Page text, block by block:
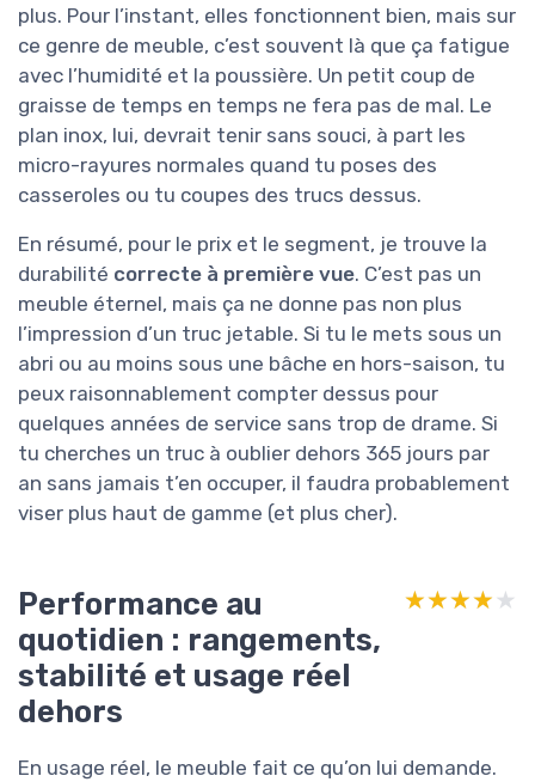
plus. Pour l’instant, elles fonctionnent bien, mais sur
ce genre de meuble, c’est souvent là que ça fatigue
avec l’humidité et la poussière. Un petit coup de
graisse de temps en temps ne fera pas de mal. Le
plan inox, lui, devrait tenir sans souci, à part les
micro-rayures normales quand tu poses des
casseroles ou tu coupes des trucs dessus.
En résumé, pour le prix et le segment, je trouve la
durabilité correcte à première vue. C’est pas un
meuble éternel, mais ça ne donne pas non plus
l’impression d’un truc jetable. Si tu le mets sous un
abri ou au moins sous une bâche en hors-saison, tu
peux raisonnablement compter dessus pour
quelques années de service sans trop de drame. Si
tu cherches un truc à oublier dehors 365 jours par
an sans jamais t’en occuper, il faudra probablement
viser plus haut de gamme (et plus cher).
Performance au
quotidien : rangements,
stabilité et usage réel
dehors
★★★★★
★★★★★
En usage réel, le meuble fait ce qu’on lui demande.